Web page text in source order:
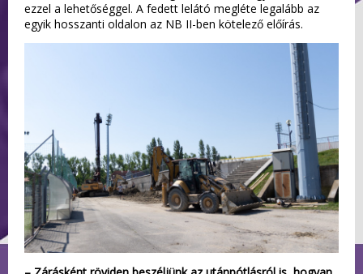
ezzel a lehetőséggel. A fedett lelátó megléte legalább az
egyik hosszanti oldalon az NB II-ben kötelező előírás.